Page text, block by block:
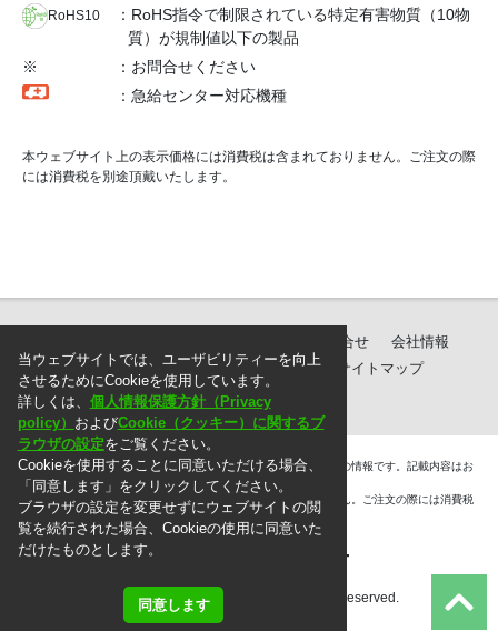
当ウェブサイトでは、ユーザビリティーを向上
させるためにCookieを使用しています。
詳しくは、 個人情報保護方針（Privacy
policy） およびCookie（クッキー）に関するブ
ラウザの設定をご覧ください。
Cookieを使用することに同意いただける場合、
「同意します」をクリックしてください。
ブラウザの設定を変更せずにウェブサイトの閲
覧を続行された場合、Cookieの使用に同意いた
だけたものとします。
同意します
RoHS10
：RoHS指令で制限されている特定有害物質（10物
質）が規制値以下の製品
※
：お問合せください
：急給センター対応機種
本ウェブサイト上の表示価格には消費税は含まれておりません。ご注文の際
には消費税を別途頂戴いたします。
サポート・お問合せ
会社情報
個人情報保護方針
ご注文に際して サイトマップ
＊. 本ウェブサイト上に掲載されている情報は、掲載した時点での情報です。記載内容はお
断りなしに変更することがありますのでご了承ください。
＊. 本ウェブサイト上の表示価格には消費税は含まれておりません。ご注文の際には消費税
を別途頂戴いたします。
Copyright © 2010 MG Co., Ltd. All rights reserved.